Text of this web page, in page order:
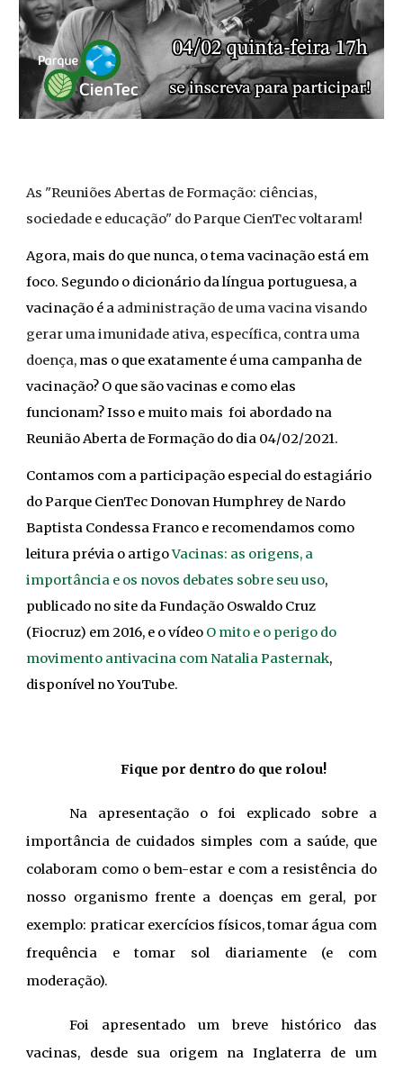
As "Reuniões Abertas de Formação: ciências,
sociedade e educação" do Parque CienTecvoltaram!
Agora, mais do que nunca, o tema vacinação está em
foco. Segundo o dicionário da língua portuguesa, a
vacinação é a administração de uma vacina visando
gerar uma imunidade ativa, específica, contra uma
doença, mas o que exatamente é uma campanha de
vacinação? O que são vacinas e como elas
funcionam? Isso e muito mais foi abordado na
Reunião Aberta de Formação do dia 04/02/2021.
Contamos com a participação especial do estagiário
do Parque CienTec Donovan Humphrey de Nardo
Baptista Condessa Franco e recomendamos como
leitura prévia o artigoVacinas: as origens, a
importância e os novos debates sobre seu uso,
publicado no site da Fundação Oswaldo Cruz
(Fiocruz) em 2016, e o vídeo O mito e o perigo do
movimento antivacina com Natalia Pasternak,
disponível no YouTube.
Fique por dentro do que rolou!
Na apresentação o foi explicado sobre a
importância de cuidados simples com a saúde, que
colaboram como o bem-estar e com a resistência do
nosso organismo frente a doenças em geral, por
exemplo: praticar exercícios físicos, tomar água com
frequência e tomar sol diariamente (e com
moderação).
Foi apresentado um breve histórico das
vacinas, desde sua origem na Inglaterra de um